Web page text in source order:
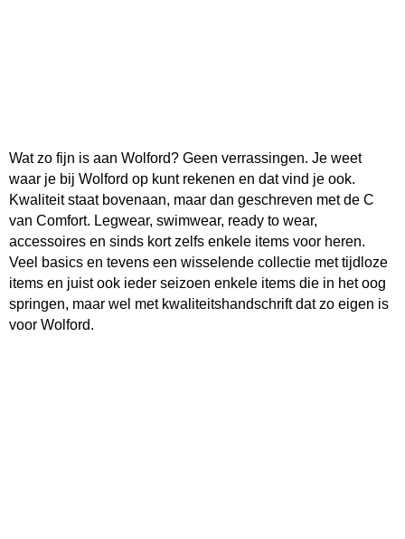
Wat zo fijn is aan Wolford? Geen verrassingen. Je weet
waar je bij Wolford op kunt rekenen en dat vind je ook.
Kwaliteit staat bovenaan, maar dan geschreven met de C
van Comfort. Legwear, swimwear, ready to wear,
accessoires en sinds kort zelfs enkele items voor heren.
Veel basics en tevens een wisselende collectie met tijdloze
items en juist ook ieder seizoen enkele items die in het oog
springen, maar wel met kwaliteitshandschrift dat zo eigen is
voor Wolford.